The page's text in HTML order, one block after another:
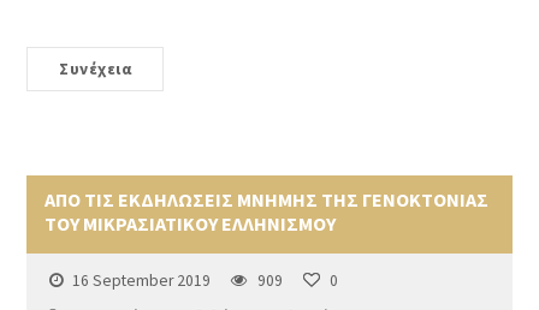
Συνέχεια
ΑΠΟ ΤΙΣ ΕΚΔΗΛΩΣΕΙΣ ΜΝΗΜΗΣ ΤΗΣ ΓΕΝΟΚΤΟΝΙΑΣ
ΤΟΥ ΜΙΚΡΑΣΙΑΤΙΚΟΥ ΕΛΛΗΝΙΣΜΟΥ
16 September 2019 909
0